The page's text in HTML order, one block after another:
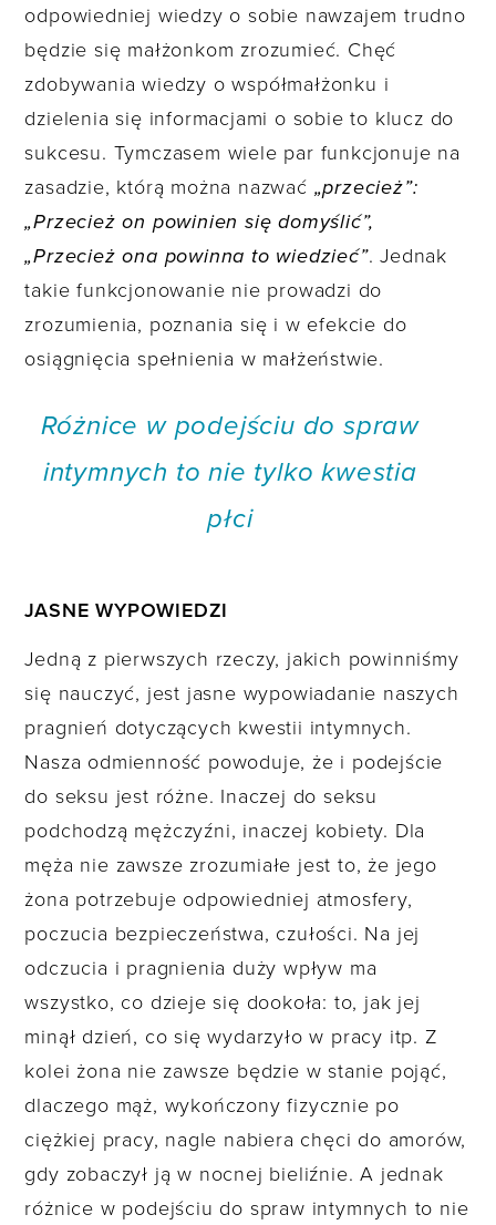
odpowiedniej wiedzy o sobie nawzajem trudno
będzie się małżonkom zrozumieć. Chęć
zdobywania wiedzy o współmałżonku i
dzielenia się informacjami o sobie to klucz do
sukcesu. Tymczasem wiele par funkcjonuje na
zasadzie, którą można nazwać „przecież”:
„Przecież on powinien się domyślić”,
„Przecież ona powinna to wiedzieć”. Jednak
takie funkcjonowanie nie prowadzi do
zrozumienia, poznania się i w efekcie do
osiągnięcia spełnienia w małżeństwie.
Różnice w podejściu do spraw
intymnych to nie tylko kwestia
płci
JASNE WYPOWIEDZI
Jedną z pierwszych rzeczy, jakich powinniśmy
się nauczyć, jest jasne wypowiadanie naszych
pragnień dotyczących kwestii intymnych.
Nasza odmienność powoduje, że i podejście
do seksu jest różne. Inaczej do seksu
podchodzą mężczyźni, inaczej kobiety. Dla
męża nie zawsze zrozumiałe jest to, że jego
żona potrzebuje odpowiedniej atmosfery,
poczucia bezpieczeństwa, czułości. Na jej
odczucia i pragnienia duży wpływ ma
wszystko, co dzieje się dookoła: to, jak jej
minął dzień, co się wydarzyło w pracy itp. Z
kolei żona nie zawsze będzie w stanie pojąć,
dlaczego mąż, wykończony fizycznie po
ciężkiej pracy, nagle nabiera chęci do amorów,
gdy zobaczył ją w nocnej bieliźnie. A jednak
różnice w podejściu do spraw intymnych to nie